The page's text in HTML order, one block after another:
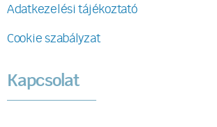
Adatkezelési tájékoztató
Cookie szabályzat
Kapcsolat